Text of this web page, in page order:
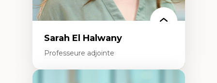
Sarah El Halwany
Professeure adjointe